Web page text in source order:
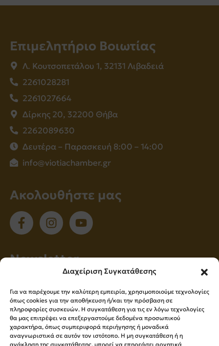
Διαχείριση Συγκατάθεσης
Για να παρέχουμε την καλύτερη εμπειρία, χρησιμοποιούμε τεχνολογίες
όπως cookies για την αποθήκευση ή/και την πρόσβαση σε
πληροφορίες συσκευών. Η συγκατάθεση για τις εν λόγω τεχνολογίες
θα μας επιτρέψει να επεξεργαστούμε δεδομένα προσωπικού
χαρακτήρα, όπως συμπεριφορά περιήγησης ή μοναδικά
αναγνωριστικά σε αυτόν τον ιστότοπο. Η μη συγκατάθεση ή η
ανάκληση της συγκατάθεσης, μπορεί να επηρεάσει αρνητικά
Επιμελητήριο Βοιωτίας
Λ. Κουτσοπετάλου 1, 32131 Λιβαδειά
2261028281
2261027664
Δίρκης 20, 32200 Θήβα
2262089630
Δευτέρα – Παρασκευή 8:00 – 14:00
info@viotiachamber.gr
Ακολουθήστε μας
Νewsletter
ενημερώνεστε πρώτοι για όλα τα νέα μας!
Εγγραφή